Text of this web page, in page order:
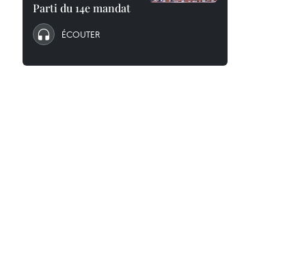
Parti du 14e mandat
ÉCOUTER